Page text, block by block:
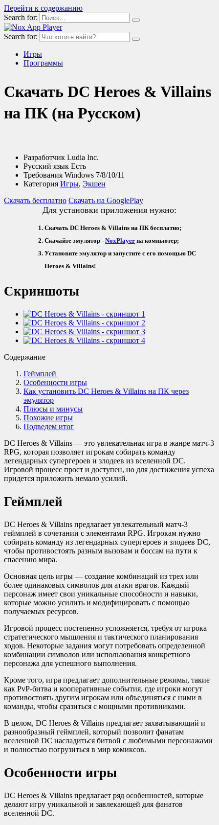
Перейти к содержанию
Search for:
Search for:
Игры
Программы
Скачать DC Heroes & Villains
на ПК (на Русском)
Разработчик Ludia Inc.
Русский язык Есть
Требования Windows 7/8/10/11
Категория Игры, Экшен
Скачать бесплатно Скачать на GooglePlay
Для установки приложения нужно:
Скачать DC Heroes & Villains на ПК бесплатно;
Скачайте эмулятор -NoxPlayer на компьютер;
Установите эмулятор и запустите с его помощью DC
Heroes & Villains!
Скриншоты
Содержание
Геймплей
Особенности игры
Как установить DC Heroes & Villains на ПК через
эмулятор
Плюсы и минусы
Похожие игры
Подведем итог
DC Heroes & Villains — это увлекательная игра в жанре матч-3
RPG, которая позволяет игрокам собирать команду
легендарных супергероев и злодеев из вселенной DC.
Игровой процесс прост и доступен, но для достижения успеха
придется приложить немало усилий.
Геймплей
DC Heroes & Villains предлагает увлекательный матч-3
геймплей в сочетании с элементами RPG. Игрокам нужно
собирать команду из легендарных супергероев и злодеев DC,
чтобы противостоять разным вызовам и боссам на пути к
спасению мира.
Основная цель игры — создание комбинаций из трех или
более одинаковых символов для атаки врагов. Каждый
персонаж имеет свои уникальные способности и навыки,
которые можно усилить и модифицировать с помощью
получаемых ресурсов.
Игровой процесс постепенно усложняется, требуя от игрока
стратегического мышления и тактического планирования
ходов. Некоторые задания могут потребовать определенной
комбинации символов или использования конкретного
персонажа для успешного выполнения.
Кроме того, игра предлагает дополнительные режимы, такие
как PvP-битва и кооперативные события, где игроки могут
противостоять другим игрокам или объединяться с ними в
команды, чтобы сразиться с мощными противниками.
В целом, DC Heroes & Villains предлагает захватывающий и
разнообразный геймплей, который позволит фанатам
вселенной DC насладиться битвой с любимыми персонажами
и полностью погрузиться в мир комиксов.
Особенности игры
DC Heroes & Villains предлагает ряд особенностей, которые
делают игру уникальной и завлекающей для фанатов
вселенной DC.